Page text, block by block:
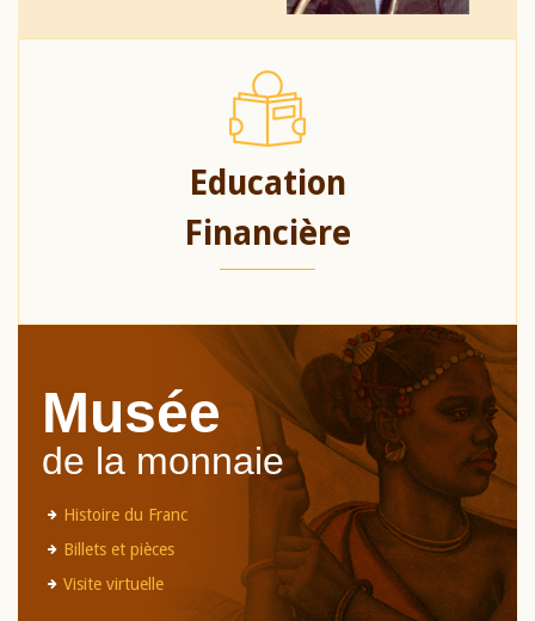
Education
Financière
Musée
de la monnaie
Histoire du Franc
Billets et pièces
Visite virtuelle